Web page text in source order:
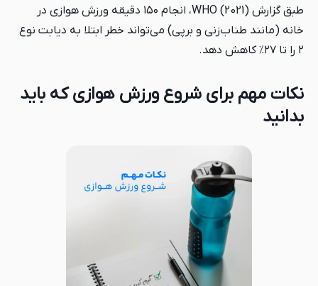
طبق گزارش WHO (2021)، انجام ۱۵۰ دقیقه ورزش هوازی در
خانه (مانند طناب‌زنی و برپی) می‌تواند خطر ابتلا به دیابت نوع
۲ را تا ۲۷٪ کاهش دهد.
نکات مهم برای شروع ورزش هوازی که باید
بدانید